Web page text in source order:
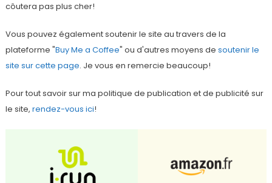
côutera pas plus cher!
Vous pouvez également soutenir le site au travers de la
plateforme "Buy Me a Coffee" ou d'autres moyens de soutenir le
site sur cette page. Je vous en remercie beaucoup!
Pour tout savoir sur ma politique de publication et de publicité sur
le site, rendez-vous ici!